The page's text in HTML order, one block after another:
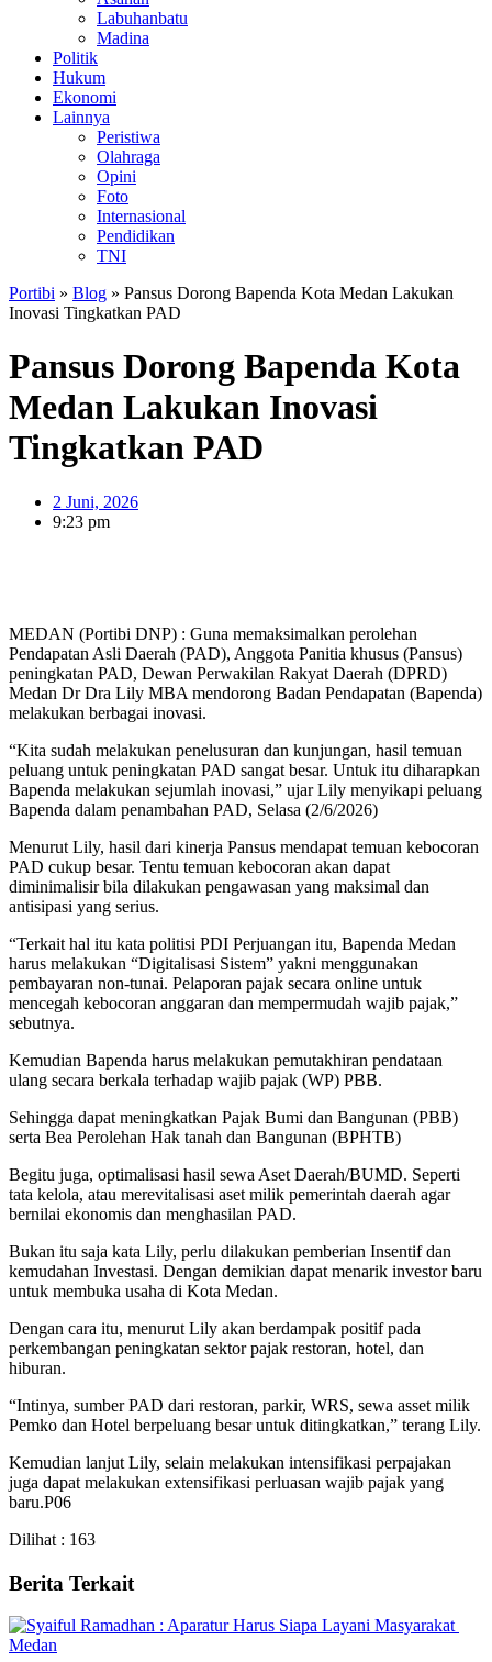
Labuhanbatu
Madina
Politik
Hukum
Ekonomi
Lainnya
Peristiwa
Olahraga
Opini
Foto
Internasional
Pendidikan
TNI
Portibi » Blog » Pansus Dorong Bapenda Kota Medan Lakukan
Inovasi Tingkatkan PAD
Pansus Dorong Bapenda Kota
Medan Lakukan Inovasi
Tingkatkan PAD
2 Juni, 2026
9:23 pm
MEDAN (Portibi DNP) : Guna memaksimalkan perolehan
Pendapatan Asli Daerah (PAD), Anggota Panitia khusus (Pansus)
peningkatan PAD, Dewan Perwakilan Rakyat Daerah (DPRD)
Medan Dr Dra Lily MBA mendorong Badan Pendapatan (Bapenda)
melakukan berbagai inovasi.
“Kita sudah melakukan penelusuran dan kunjungan, hasil temuan
peluang untuk peningkatan PAD sangat besar. Untuk itu diharapkan
Bapenda melakukan sejumlah inovasi,” ujar Lily menyikapi peluang
Bapenda dalam penambahan PAD, Selasa (2/6/2026)
Menurut Lily, hasil dari kinerja Pansus mendapat temuan kebocoran
PAD cukup besar. Tentu temuan kebocoran akan dapat
diminimalisir bila dilakukan pengawasan yang maksimal dan
antisipasi yang serius.
“Terkait hal itu kata politisi PDI Perjuangan itu, Bapenda Medan
harus melakukan “Digitalisasi Sistem” yakni menggunakan
pembayaran non-tunai. Pelaporan pajak secara online untuk
mencegah kebocoran anggaran dan mempermudah wajib pajak,”
sebutnya.
Kemudian Bapenda harus melakukan pemutakhiran pendataan
ulang secara berkala terhadap wajib pajak (WP) PBB.
Sehingga dapat meningkatkan Pajak Bumi dan Bangunan (PBB)
serta Bea Perolehan Hak tanah dan Bangunan (BPHTB)
Begitu juga, optimalisasi hasil sewa Aset Daerah/BUMD. Seperti
tata kelola, atau merevitalisasi aset milik pemerintah daerah agar
bernilai ekonomis dan menghasilan PAD.
Bukan itu saja kata Lily, perlu dilakukan pemberian Insentif dan
kemudahan Investasi. Dengan demikian dapat menarik investor baru
untuk membuka usaha di Kota Medan.
Dengan cara itu, menurut Lily akan berdampak positif pada
perkembangan peningkatan sektor pajak restoran, hotel, dan
hiburan.
“Intinya, sumber PAD dari restoran, parkir, WRS, sewa asset milik
Pemko dan Hotel berpeluang besar untuk ditingkatkan,” terang Lily.
Kemudian lanjut Lily, selain melakukan intensifikasi perpajakan
juga dapat melakukan extensifikasi perluasan wajib pajak yang
baru.P06
Dilihat : 163
Berita Terkait
Medan